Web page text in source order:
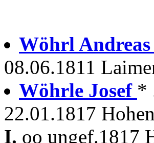
Wöhrl Andreas
08.06.1811
Wöhrle Josef *
22.01.1817
I. oo ungef.1817